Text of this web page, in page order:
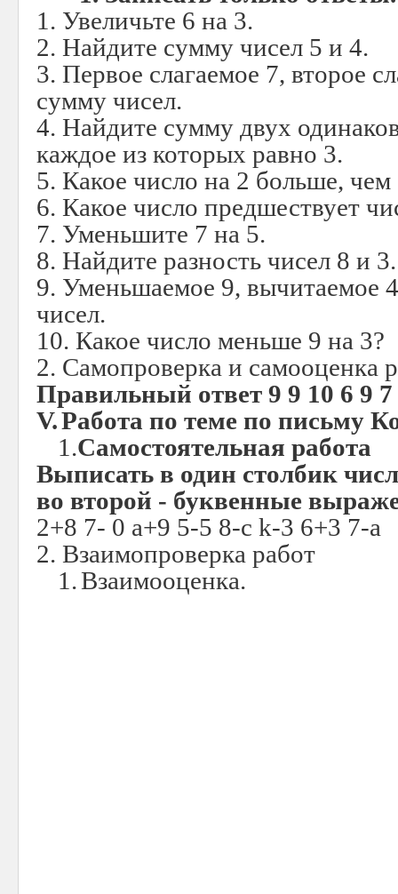
1. Увеличьте 6 на 3.
2. Найдите сумму чисел 5 и 4.
3. Первое слагаемое 7, второе
сумму чисел.
4. Найдите сумму двух
каждое из которых равно 3.
5. Какое число на 2 больше, чем
6. Какое число предшествует
7. Уменьшите 7 на 5.
8. Найдите разность чисел 8 и 3.
9. Уменьшаемое 9, вычитаемое
чисел.
10. Какое число меньше 9 на 3?
2. Самопроверка и самооценка
Правильный ответ 9 9 10 6 9 7
V.Работа по теме по письму
1.Самостоятельная работа
Выписать в один столбик
во второй - буквенные
2+8 7- 0 а+9 5-5 8-c k-3 6+3 7-a
2. Взаимопроверка работ
1.Взаимооценка.